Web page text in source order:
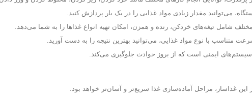
غذاساز، مراحل آماده‌سازی غذا سریع‌تر و آسان‌تر خواهد بود.